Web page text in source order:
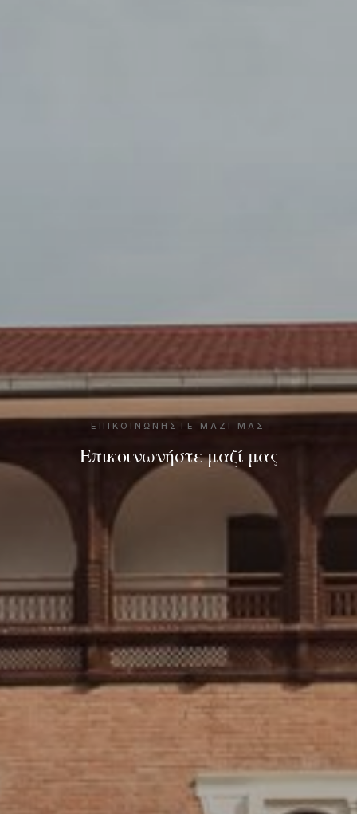
ΕΠΙΚΟΙΝΩΝΉΣΤΕ ΜΑΖΊ ΜΑΣ
Επικοινωνήστε μαζί μας